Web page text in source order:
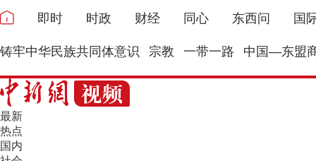
即时 时政 财经 同心 东西问 国
铸牢中华民族共同体意识 宗教 一带一路 中国—东盟
最新
热点
国内